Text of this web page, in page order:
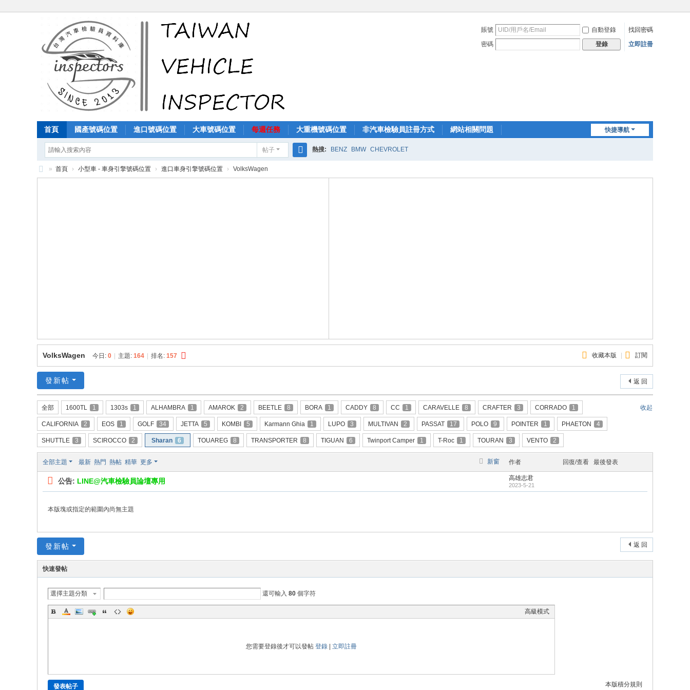
賬號 自動登錄
找回密碼
密碼
登錄 立即註冊
快捷導航
首頁 國產號碼位置 進口號碼位置 大車號碼位置 每週任務 大重機號碼位置 非汽車檢驗員註冊方式 網站相關問題
帖子
索
熱搜: BENZ BMW CHEVROLET
» 首頁 › 小型車 - 車身引擎號碼位置 › 進口車身引擎號碼位置 › VolksWagen
收藏本版 訂閱
VolksWagen 今日: 0 主題: 164 排名: 157
返 回
發新帖
收起
全部 1600TL 1 1303s 1 ALHAMBRA 1 AMAROK 2 BEETLE 8 BORA 1 CADDY 8 CC 1 CARAVELLE 8 CRAFTER 3 CORRADO 1
CALIFORNIA 2 EOS 1 GOLF 34 JETTA 5 KOMBI 5 Karmann Ghia 1 LUPO 3 MULTIVAN 2 PASSAT 17 POLO 9 POINTER 1 PHAETON 4
SHUTTLE 3 SCIROCCO 2 Sharan 6 TOUAREG 8 TRANSPORTER 8 TIGUAN 6 Twinport Camper 1 T-Roc 1 TOURAN 3 VENTO 2
新窗
全部主題 最新 熱門 熱帖 精華 更多 作者 回復/查看 最後發表
公告: LINE@汽車檢驗員論壇專用 高雄志君
2023-5-21
本版塊或指定的範圍內尚無主題
返 回
發新帖
快速發帖
選擇主題分類 還可輸入 80 個字符
高級模式
您需要登錄後才可以發帖 登錄 立即註冊
本版積分規則
發表帖子